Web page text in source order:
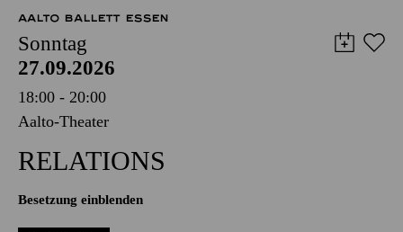
AALTO BALLETT ESSEN
Sonntag
27.09.2026
18:00 - 20:00
Aalto-Theater
RELATIONS
Besetzung einblenden